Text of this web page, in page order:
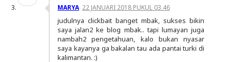
MARYA 22 JANUARI 2018 PUKUL 03.46
judulnya clickbait banget mbak, sukses bikin
saya jalan2 ke blog mbak.. tapi lumayan juga
nambah2 pengetahuan, kalo bukan nyasar
saya kayanya ga bakalan tau ada pantai turki di
kalimantan. :)